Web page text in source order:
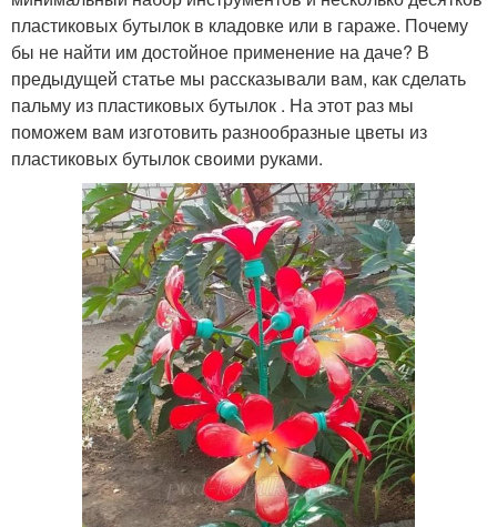
пластиковых бутылок в кладовке или в гараже. Почему
бы не найти им достойное применение на даче? В
предыдущей статье мы рассказывали вам, как сделать
пальму из пластиковых бутылок . На этот раз мы
поможем вам изготовить разнообразные цветы из
пластиковых бутылок своими руками.